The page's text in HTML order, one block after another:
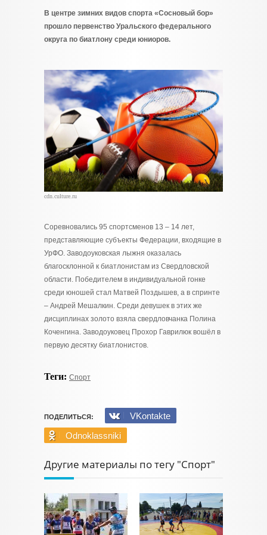
В центре зимних видов спорта «Сосновый бор»
прошло первенство Уральского федерального
округа по биатлону среди юниоров.
cdn.culture.ru
Соревновались 95 спортсменов 13 – 14 лет,
представляющие субъекты Федерации, входящие в
УрФО. Заводоуковская лыжня оказалась
благосклонной к биатлонистам из Свердловской
области. Победителем в индивидуальной гонке
среди юношей стал Матвей Поздышев, а в спринте
– Андрей Мешалкин. Среди девушек в этих же
дисциплинах золото взяла свердловчанка Полина
Коченгина. Заводоуковец Прохор Гаврилюк вошёл в
первую десятку биатлонистов.
Теги: Спорт
ПОДЕЛИТЬСЯ:
VKontakte
Odnoklassniki
Другие материалы по тегу "Спорт"